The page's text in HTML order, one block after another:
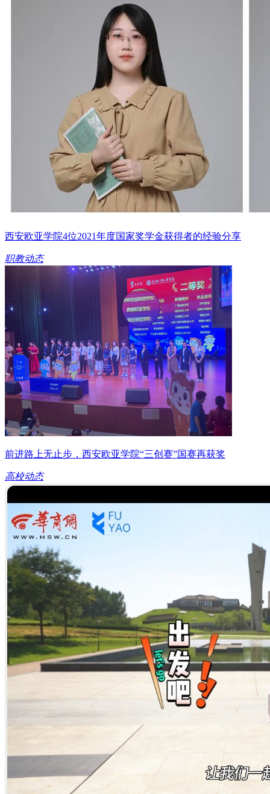
西安欧亚学院4位2021年度国家奖学金获得者的经验分享
职教动态
前进路上无止步，西安欧亚学院“三创赛”国赛再获奖
高校动态